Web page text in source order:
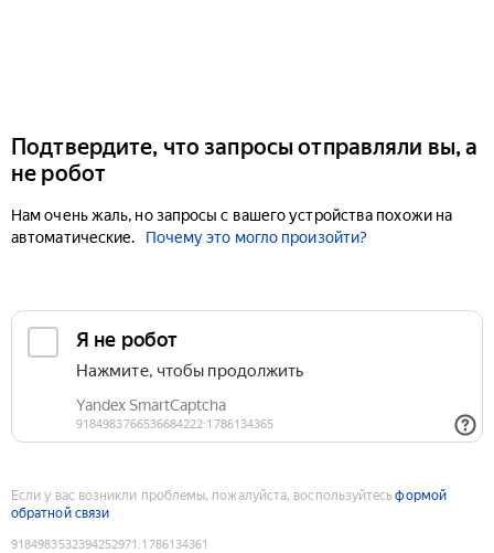
Подтвердите, что запросы отправляли вы, а
не робот
Нам очень жаль, но запросы с вашего устройства похожи на
автоматические.
Почему это могло произойти?
Если у вас возникли проблемы, пожалуйста, воспользуйтесьформой
обратной связи
9184983532394252971 :1786134361